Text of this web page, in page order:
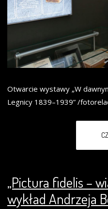
Otwarcie wystawy „W
Legnicy 1839–1939” /
„Pictura fidelis –
wykład Andrzeja